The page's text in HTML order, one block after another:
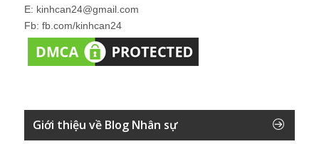
E: kinhcan24@gmail.com
Fb: fb.com/kinhcan24
Giới thiệu về Blog Nhân sự